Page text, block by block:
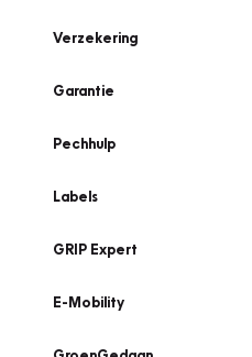
Verzekering
Garantie
Pechhulp
Labels
GRIP Expert
E-Mobility